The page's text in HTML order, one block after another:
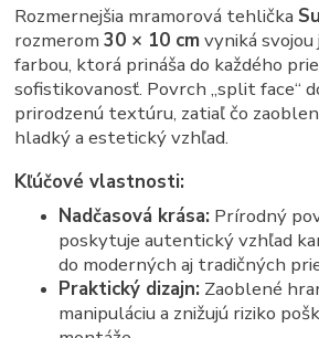
Rozmernejšia mramorová tehlička
rozmerom30 × 10 cm vyniká
farbou, ktorá prináša do každého
sofistikovanosť. Povrch „split face“
prirodzenú textúru, zatiaľ čo
hladký a estetický vzhľad.
Kľúčové vlastnosti:
Nadčasová krása: Prírodný
poskytuje autentický vzhľad
do moderných aj tradičných
Praktický dizajn: Zaoblené
manipuláciu a znižujú riziko